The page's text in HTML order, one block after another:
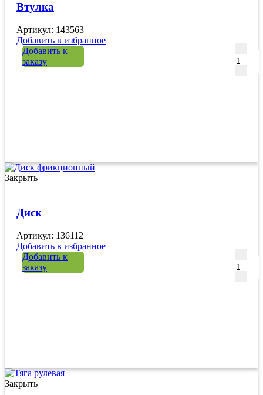
Втулка
Артикул: 143563
Добавить в избранное
Добавить к
заказу
Закрыть
Диск
Артикул: 136112
Добавить в избранное
Добавить к
заказу
Закрыть